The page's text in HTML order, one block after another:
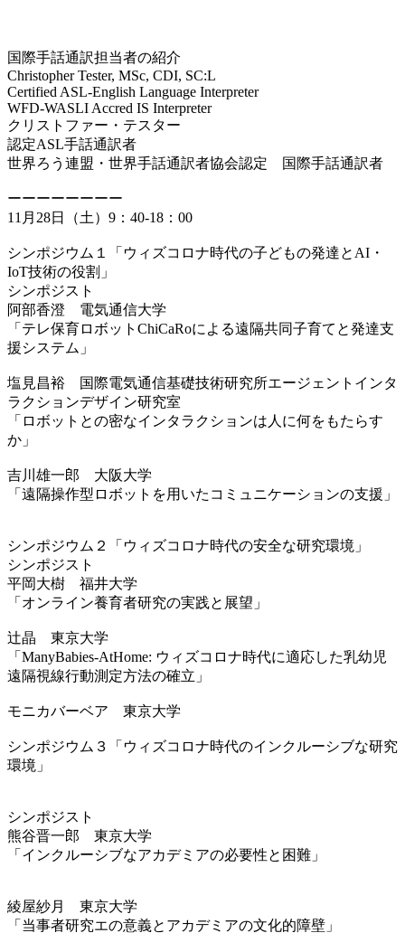
国際手話通訳担当者の紹介
Christopher Tester, MSc, CDI, SC:L
Certified ASL-English Language Interpreter
WFD-WASLI Accred IS Interpreter
クリストファー・テスター
認定ASL手話通訳者
世界ろう連盟・世界手話通訳者協会認定 国際手話通訳者
ーーーーーーーー
11月28日（土）9：40-18：00
シンポジウム１「ウィズコロナ時代の子どもの発達とAI・
IoT技術の役割」
シンポジスト
阿部香澄 電気通信大学
「テレ保育ロボットChiCaRoによる遠隔共同子育てと発達支
援システム」
塩見昌裕 国際電気通信基礎技術研究所エージェントインタ
ラクションデザイン研究室
「ロボットとの密なインタラクションは人に何をもたらす
か」
吉川雄一郎 大阪大学
「遠隔操作型ロボットを用いたコミュニケーションの支援」
シンポジウム２「ウィズコロナ時代の安全な研究環境」
シンポジスト
平岡大樹 福井大学
「オンライン養育者研究の実践と展望」
辻晶 東京大学
「ManyBabies-AtHome: ウィズコロナ時代に適応した乳幼児
遠隔視線行動測定方法の確立」
モニカバーベア 東京大学
シンポジウム３「ウィズコロナ時代のインクルーシブな研究
環境」
シンポジスト
熊谷晋一郎 東京大学
「インクルーシブなアカデミアの必要性と困難」
綾屋紗月 東京大学
「当事者研究エの意義とアカデミアの文化的障壁」